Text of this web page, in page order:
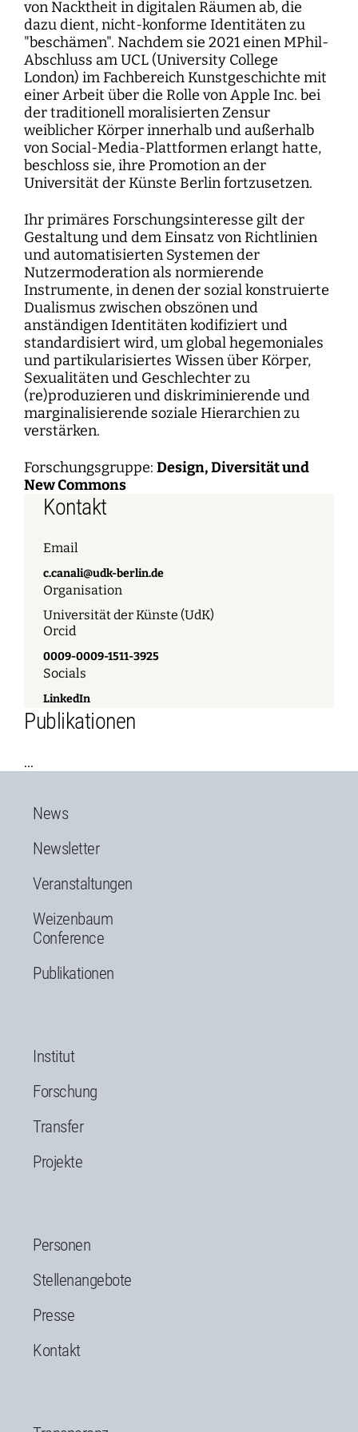
von Nacktheit in digitalen Räumen ab, die
dazu dient, nicht-konforme Identitäten zu
"beschämen". Nachdem sie 2021 einen MPhil-
Abschluss am UCL (University College
London) im Fachbereich Kunstgeschichte mit
einer Arbeit über die Rolle von Apple Inc. bei
der traditionell moralisierten Zensur
weiblicher Körper innerhalb und außerhalb
von Social-Media-Plattformen erlangt hatte,
beschloss sie, ihre Promotion an der
Universität der Künste Berlin fortzusetzen.
Ihr primäres Forschungsinteresse gilt der
Gestaltung und dem Einsatz von Richtlinien
und automatisierten Systemen der
Nutzermoderation als normierende
Instrumente, in denen der sozial konstruierte
Dualismus zwischen obszönen und
anständigen Identitäten kodifiziert und
standardisiert wird, um global hegemoniales
und partikularisiertes Wissen über Körper,
Sexualitäten und Geschlechter zu
(re)produzieren und diskriminierende und
marginalisierende soziale Hierarchien zu
verstärken.
Forschungsgruppe: Design, Diversität und
New Commons
Kontakt
Email
c.canali@udk-berlin.de
Organisation
Universität der Künste (UdK)
Orcid
0009-0009-1511-3925
Socials
LinkedIn
Publikationen
...
News
Newsletter
Veranstaltungen
Weizenbaum
Conference
Publikationen
Institut
Forschung
Transfer
Projekte
Personen
Stellenangebote
Presse
Kontakt